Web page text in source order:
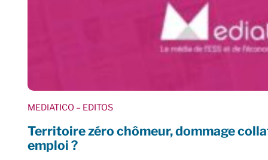
MEDIATICO – EDITOS
Territoire zéro chômeur, dommage
emploi ?